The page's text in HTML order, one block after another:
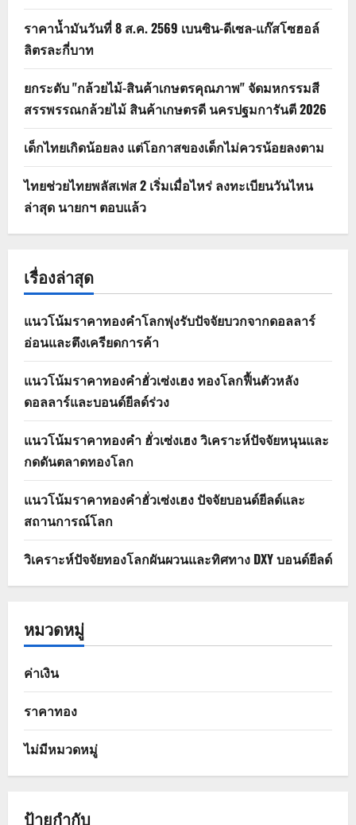
ราคาน้ำมันวันที่ 8 ส.ค. 2569 เบนซิน-ดีเซล-แก๊สโซฮอล์
ลิตรละกี่บาท
ยกระดับ "กล้วยไม้-สินค้าเกษตรคุณภาพ" จัดมหกรรมสี
สรรพรรณกล้วยไม้ สินค้าเกษตรดี นครปฐมการันตี 2026
เด็กไทยเกิดน้อยลง แต่โอกาสของเด็กไม่ควรน้อยลงตาม
ไทยช่วยไทยพลัสเฟส 2 เริ่มเมื่อไหร่ ลงทะเบียนวันไหน
ล่าสุด นายกฯ ตอบแล้ว
เรื่องล่าสุด
แนวโน้มราคาทองคำโลกพุ่งรับปัจจัยบวกจากดอลลาร์
อ่อนและตึงเครียดการค้า
แนวโน้มราคาทองคำฮั่วเซ่งเฮง ทองโลกฟื้นตัวหลัง
ดอลลาร์และบอนด์ยีลด์ร่วง
แนวโน้มราคาทองคำ ฮั่วเซ่งเฮง วิเคราะห์ปัจจัยหนุนและ
กดดันตลาดทองโลก
แนวโน้มราคาทองคำฮั่วเซ่งเฮง ปัจจัยบอนด์ยีลด์และ
สถานการณ์โลก
วิเคราะห์ปัจจัยทองโลกผันผวนและทิศทาง DXY บอนด์ยีลด์
หมวดหมู่
ค่าเงิน
ราคาทอง
ไม่มีหมวดหมู่
ป้ายกำกับ